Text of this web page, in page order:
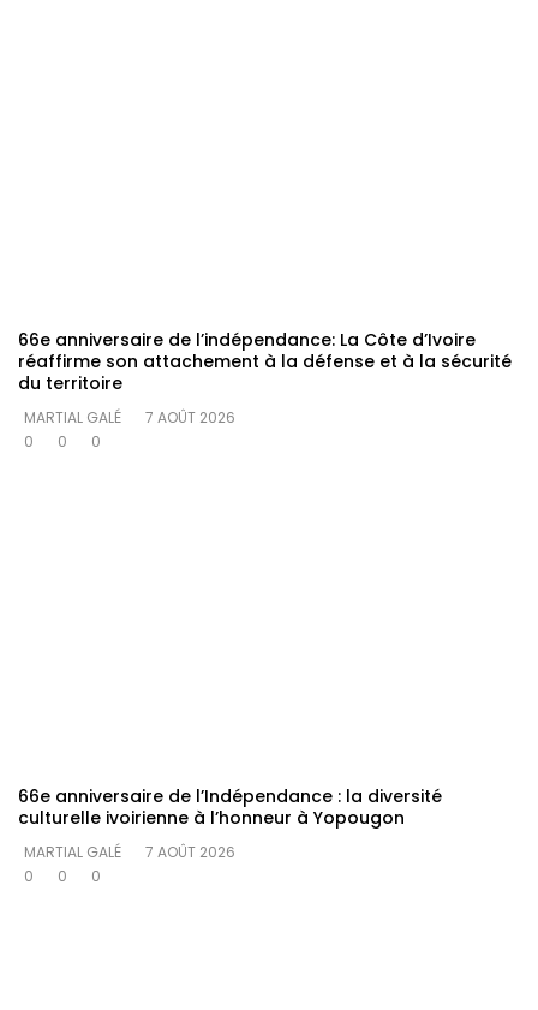
66e anniversaire de l’indépendance: La Côte d’Ivoire
réaffirme son attachement à la défense et à la sécurité
du territoire
MARTIAL GALÉ
7 AOÛT 2026
0
0 0
66e anniversaire de l’Indépendance : la diversité
culturelle ivoirienne à l’honneur à Yopougon
MARTIAL GALÉ
7 AOÛT 2026
0
0 0